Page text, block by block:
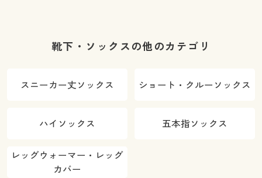
靴下・ソックスの他のカテゴリ
スニーカー丈ソックス ショート・クルーソックス
ハイソックス 五本指ソックス
レッグウォーマー・レッグ
カバー